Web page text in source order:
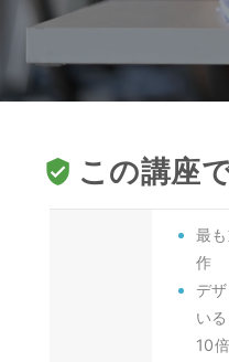
verified_user この講座
最
作
デ
い
10